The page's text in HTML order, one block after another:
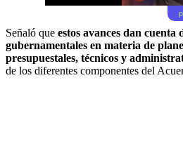
Señaló que estos avances dan cuenta
gubernamentales en materia de
presupuestales, técnicos y
de los diferentes componentes del